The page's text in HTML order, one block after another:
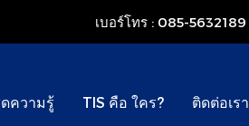
เบอร์โทร : 085-5632189
ความรู้ TIS คือ ใคร? ติดต่อเรา